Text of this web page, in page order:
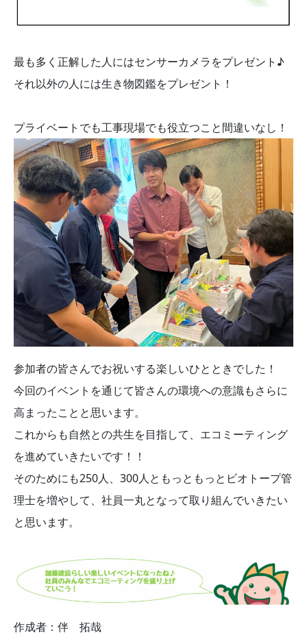
最も多く正解した人にはセンサーカメラをプレゼント♪
それ以外の人には生き物図鑑をプレゼント！
プライベートでも工事現場でも役立つこと間違いなし！
参加者の皆さんでお祝いする楽しいひとときでした！
今回のイベントを通じて皆さんの環境への意識もさらに
高まったことと思います。
これからも自然との共生を目指して、エコミーティング
を進めていきたいです！！
そのためにも250人、300人ともっともっとビオトープ管
理士を増やして、社員一丸となって取り組んでいきたい
と思います。
作成者：伴 拓哉